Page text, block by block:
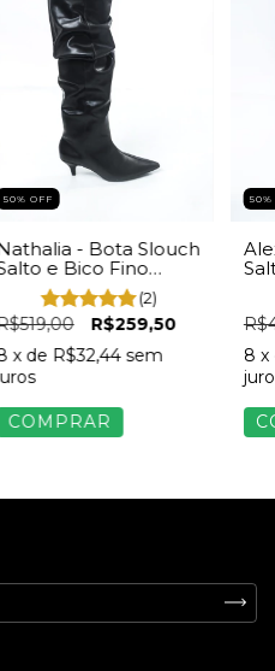
50% OFF
- Bota Slouch
e Bico Fino
Feminino Napa Preta
(2)
R$259,50
x de R$32,44 sem
COMPRAR
8 x